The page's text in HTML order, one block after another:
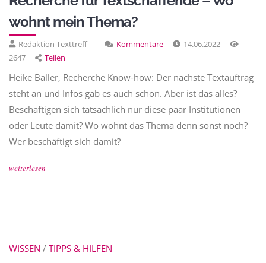
wohnt mein Thema?
Redaktion Texttreff Kommentare
14.06.2022
2647
Teilen
Heike Baller, Recherche Know-how: Der nächste Textauftrag
steht an und Infos gab es auch schon. Aber ist das alles?
Beschäftigen sich tatsächlich nur diese paar Institutionen
oder Leute damit? Wo wohnt das Thema denn sonst noch?
Wer beschäftigt sich damit?
weiterlesen
WISSEN / TIPPS & HILFEN